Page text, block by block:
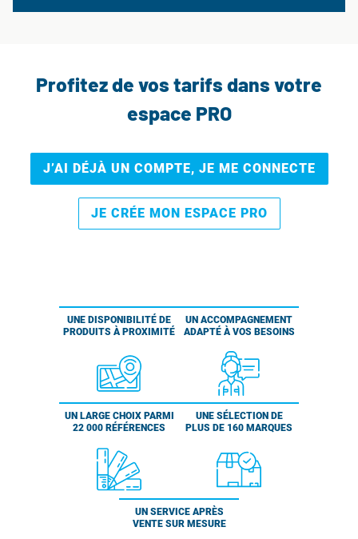
Profitez de vos tarifs dans votre
espace PRO
J’AI DÉJÀ UN COMPTE, JE ME CONNECTE
JE CRÉE MON ESPACE PRO
UNE DISPONIBILITÉ DE
PRODUITS À PROXIMITÉ
UN ACCOMPAGNEMENT
ADAPTÉ À VOS BESOINS
UN LARGE CHOIX PARMI
22 000 RÉFÉRENCES
UNE SÉLECTION DE
PLUS DE 160 MARQUES
UN SERVICE APRÈS
VENTE SUR MESURE